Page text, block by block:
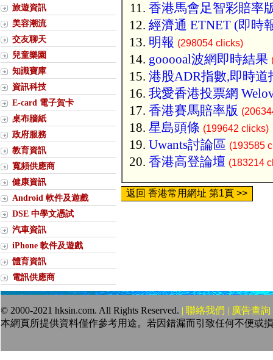
旅遊資訊
美容潮流
交友聊天
兒童樂園
知識寶庫
資訊科技
E-card 電子賀卡
桌布牆紙
政府服務
教育資訊
寬頻供應商
健康資訊
Android 軟件及遊戲
DSE 中學文憑試
汽車資訊
iPhone 軟件及遊戲
體育資訊
電訊供應商
香港馬會足智彩賠率
經濟通 ETNET (即時
明報 (298054 clicks)
gooooal波網即時結果
港股ADR指數,即時道
我愛香港投票網
香港賽馬賠率版
星島頭條 (199642 clicks)
Uwants討論區 (193585
香港高登論壇 (183214
返回 香港常用網址 第1頁 >>
© 2000-2021 hksin.com. All Rights Reserved. | 聯絡我們 | 廣告查詢
本網頁所提供資料僅作參考用途。若因錯漏而引致任何不便或